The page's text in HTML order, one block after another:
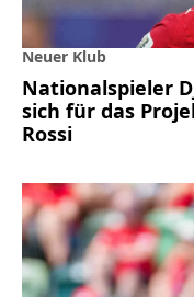
Neuer Klub
Nationalspieler
sich für das
Rossi